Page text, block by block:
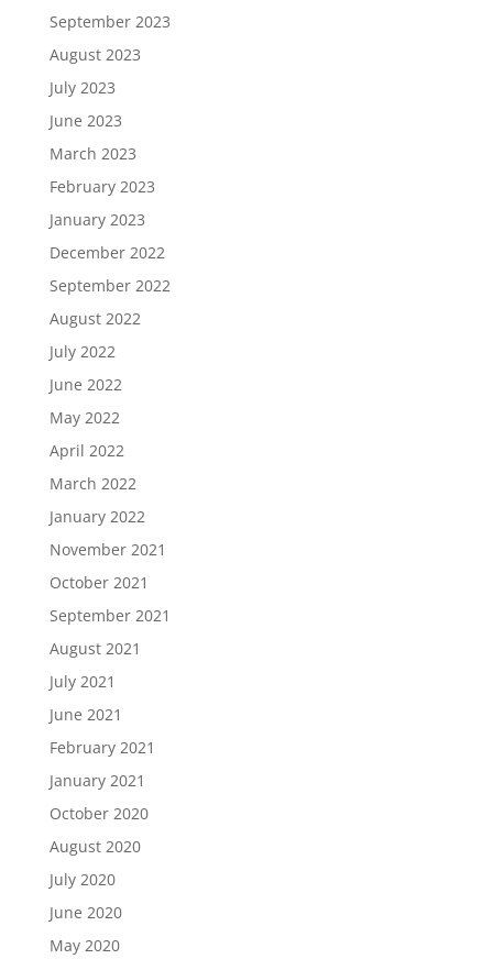
September 2023
August 2023
July 2023
June 2023
March 2023
February 2023
January 2023
December 2022
September 2022
August 2022
July 2022
June 2022
May 2022
April 2022
March 2022
January 2022
November 2021
October 2021
September 2021
August 2021
July 2021
June 2021
February 2021
January 2021
October 2020
August 2020
July 2020
June 2020
May 2020